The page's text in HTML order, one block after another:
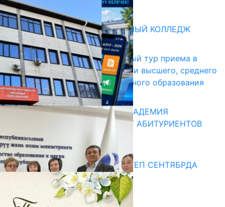
Абитуриент
БИШКЕКСКИЙ УНИВЕРСАЛЬНЫЙ КОЛЛЕДЖ
17.07.2026
В Кыргызстане начался первый тур приема в
образовательные организации высшего, среднего
и начального профессионального образования
13.07.2026
КЫРГЫЗКО-РОССИЙСКАЯ АКАДЕМИЯ
ОБРАЗОВАНИЯ ПРИГЛАШАЕТ АБИТУРИЕНТОВ
10.07.2026
Медиа
СУЗАКТА 750 ОРУНДУУ МЕКТЕП СЕНТЯБРДА
ПАЙДАЛАНУУГА БЕРИЛЕТ
07.08.2025